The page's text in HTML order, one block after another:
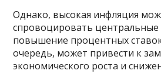
Однако, высокая инфляция
спровоцировать центральные
повышение процентных
очередь, может привести к
экономического роста и